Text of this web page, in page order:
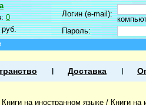
0
руб.
Логин (e-mail):
Пароль:
Доставка
Книги на иностранном языке / Книги на